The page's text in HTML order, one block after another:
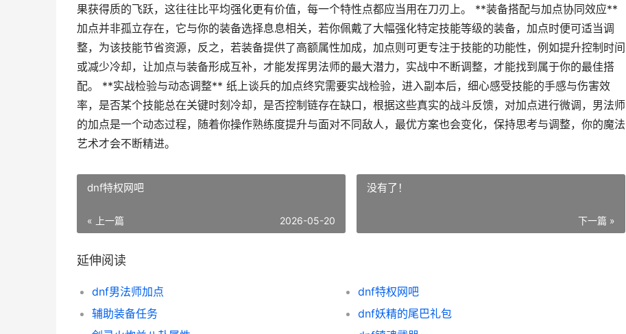
果获得质的飞跃，这往往比平均强化更有价值，每一个特性点都应当用在刀刃上。 **装备搭配与加点协同效应**
加点并非孤立存在，它与你的装备选择息息相关，若你佩戴了大幅强化特定技能等级的装备，加点时便可适当调
整，为该技能节省资源，反之，若装备提供了高额属性加成，加点则可更专注于技能的功能性，例如提升控制时间
或减少冷却，让加点与装备形成互补，才能发挥男法师的最大潜力，实战中不断调整，才能找到属于你的最佳搭
配。 **实战检验与动态调整** 纸上谈兵的加点终究需要实战检验，进入副本后，细心感受技能的手感与伤害效
率，是否某个技能总在关键时刻冷却，是否控制链存在缺口，根据这些真实的战斗反馈，对加点进行微调，男法师
的加点是一个动态过程，随着你操作熟练度提升与面对不同敌人，最优方案也会变化，保持思考与调整，你的魔法
艺术才会不断精进。
dnf特权网吧
« 上一篇 2026-05-20
没有了！
下一篇 »
延伸阅读
dnf男法师加点
dnf特权网吧
辅助装备任务
dnf妖精的尾巴礼包